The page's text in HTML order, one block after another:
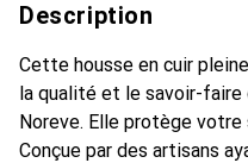
Description
Cette housse en cuir
la qualité et le savoir-
Noreve. Elle protège votre
Conçue par des artisans